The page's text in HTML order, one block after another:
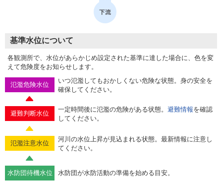
基準水位について
各観測所で、水位があらかじめ設定された基準に達した場合に、色を変
えて危険度をお知らせします。
氾濫危険水位
いつ氾濫してもおかしくない危険な状態。身の安全を
確保してください。
避難判断水位
一定時間後に氾濫の危険がある状態。 避難情報を確認
してください。
氾濫注意水位
河川の水位上昇が見込まれる状態。最新情報に注意し
てください。
水防団待機水位 水防団が水防活動の準備を始める目安。